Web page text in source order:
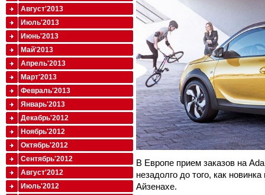
В Европе прием заказов на
незадолго до того, как
Айзенахе.
Август'2013
Июль'2013
Июнь'2013
Май'2013
Апрель'2013
Март'2013
Февраль'2013
Январь'2013
Декабрь'2012
Ноябрь'2012
Октябрь'2012
Сентябрь'2012
Август'2012
Июль'2012